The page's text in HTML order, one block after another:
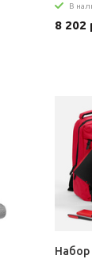
В
8 202
Набор